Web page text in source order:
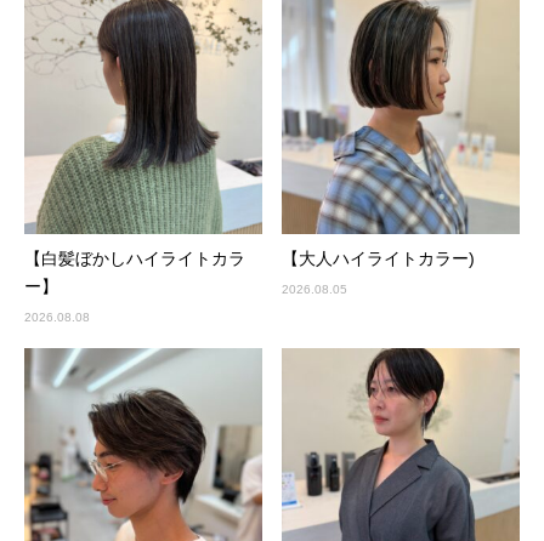
【白髪ぼかしハイライトカラ
ー】
2026.08.08
【大人ハイライトカラー)
2026.08.05